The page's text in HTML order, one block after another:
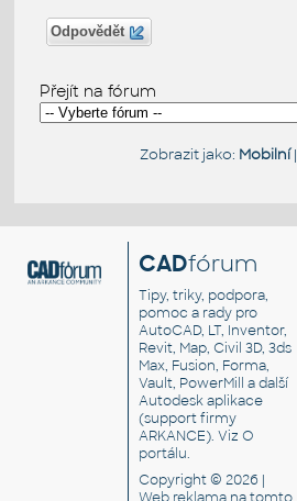
Odpovědět
Přejít na fórum
Zobrazit jako: Mobilní|
CADfórum
Tipy, triky, podpora,
pomoc a rady pro
AutoCAD, LT, Inventor,
Revit, Map, Civil 3D, 3ds
Max, Fusion, Forma,
Vault, PowerMill a další
Autodesk aplikace
(support firmy
ARKANCE). VizO
portálu.
Copyright © 2026 |
Web reklama na tomto